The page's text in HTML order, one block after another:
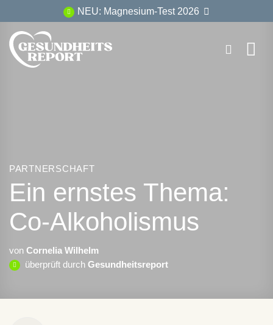
Inhalt
springen
NEU: Magnesium-Test 2026
PARTNERSCHAFT
Ein ernstes Thema:
Co-Alkoholismus
von Cornelia Wilhelm
überprüft durch Gesundheitsreport